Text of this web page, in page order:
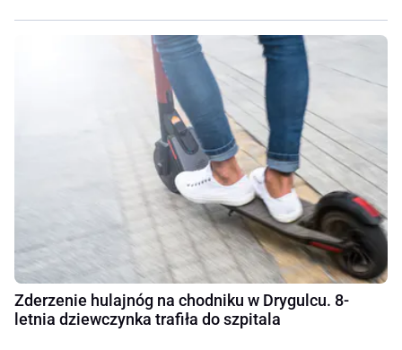
Zderzenie hulajnóg na chodniku w Drygulcu. 8-
letnia dziewczynka trafiła do szpitala